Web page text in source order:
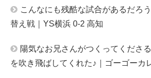
こんなにも残酷な試合があるだろ
替え戦｜YS横浜 0-2 高知
陽気なお兄さんがつくってくださ
を吹き飛ばしてくれた♪｜ゴーゴーカ